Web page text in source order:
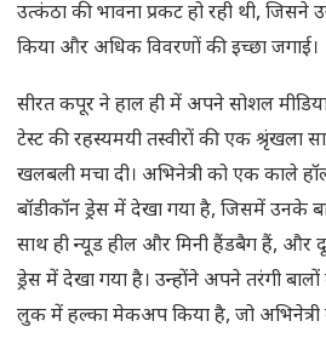
उत्कंठा की भावना प्रकट हो रही थी,
किया और अधिक विवरणों की इच्छा जगाई।
सीरत कपूर ने हाल ही में अपने सोशल
टेस्ट की रहस्यमयी तस्वीरों की एक श्रृंखला
खलबली मचा दी। अभिनेत्री को एक काले
बॉडीकॉन ड्रेस में देखा गया है, जिसमें उनके
साथ ही न्यूड हील और मिनी हैंडबैग हैं, और
ड्रेस में देखा गया है। उन्होंने अपने तरंगी
लुक में हल्का मेकअप किया है, जो अभिनेत्री